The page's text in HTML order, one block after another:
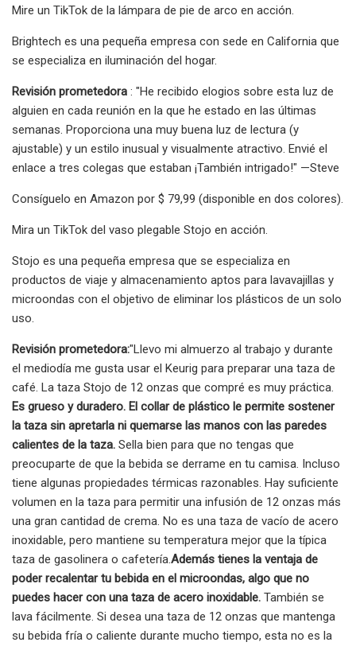
Mire un TikTok de la lámpara de pie de arco en acción.
Brightech es una pequeña empresa con sede en California que
se especializa en iluminación del hogar.
Revisión prometedora : "He recibido elogios sobre esta luz de
alguien en cada reunión en la que he estado en las últimas
semanas. Proporciona una muy buena luz de lectura (y
ajustable) y un estilo inusual y visualmente atractivo. Envié el
enlace a tres colegas que estaban ¡También intrigado!" —Steve
Consíguelo en Amazon por $ 79,99 (disponible en dos colores).
Mira un TikTok del vaso plegable Stojo en acción.
Stojo es una pequeña empresa que se especializa en
productos de viaje y almacenamiento aptos para lavavajillas y
microondas con el objetivo de eliminar los plásticos de un solo
uso.
Revisión prometedora:"Llevo mi almuerzo al trabajo y durante
el mediodía me gusta usar el Keurig para preparar una taza de
café. La taza Stojo de 12 onzas que compré es muy práctica.
Es grueso y duradero. El collar de plástico le permite sostener
la taza sin apretarla ni quemarse las manos con las paredes
calientes de la taza. Sella bien para que no tengas que
preocuparte de que la bebida se derrame en tu camisa. Incluso
tiene algunas propiedades térmicas razonables. Hay suficiente
volumen en la taza para permitir una infusión de 12 onzas más
una gran cantidad de crema. No es una taza de vacío de acero
inoxidable, pero mantiene su temperatura mejor que la típica
taza de gasolinera o cafetería.Además tienes la ventaja de
poder recalentar tu bebida en el microondas, algo que no
puedes hacer con una taza de acero inoxidable. También se
lava fácilmente. Si desea una taza de 12 onzas que mantenga
su bebida fría o caliente durante mucho tiempo, esta no es la